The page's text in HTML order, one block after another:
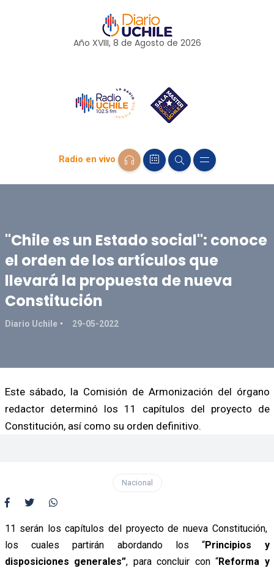
Año XVIII, 8 de Agosto de 2026
Radio en vivo
"Chile es un Estado social": conoce
el orden de los artículos que
llevará la propuesta de nueva
Constitución
Diario Uchile 29-05-2022
Este sábado, la Comisión de Armonización del órgano
redactor determinó los 11 capítulos del proyecto de
Constitución, así como su orden definitivo.
Nacional
11 serán los capítulos del proyecto de nueva Constitución,
los cuales partirán abordando los “Principios y
disposiciones generales”, para concluir con “Reforma y